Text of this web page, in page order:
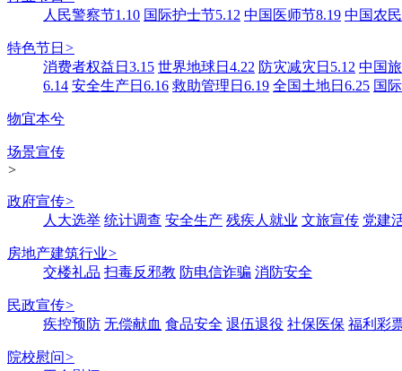
人民警察节1.10 国际护士节5.12 中国医师节8.19 中国农
特色节日 >
消费者权益日3.15 世界地球日4.22 防灾减灾日5.12 中国
6.14 安全生产日6.16 救助管理日6.19 全国土地日6.25 国
物宜本兮
场景宣传
>
政府宣传>
人大选举 统计调查 安全生产 残疾人就业 文旅宣传 党建
房地产建筑行业>
交楼礼品 扫毒反邪教 防电信诈骗 消防安全
民政宣传>
疾控预防 无偿献血 食品安全 退伍退役 社保医保 福利彩
院校慰问>